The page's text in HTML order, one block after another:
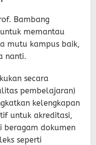
Bambang
memantau
mutu kampus baik,
nanti.
secara
pembelajaran)
kelengkapan
untuk akreditasi,
beragam dokumen
seperti